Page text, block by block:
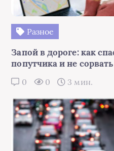
Разное
Запой в дороге: как
попутчика и не
0 0 3 мин.